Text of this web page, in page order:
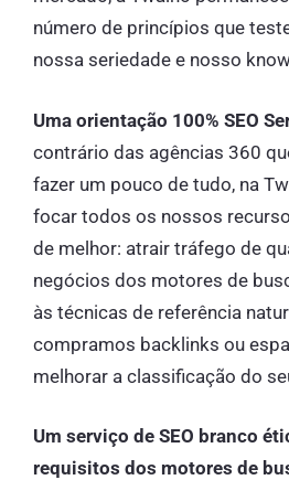
número de princípios que
nossa seriedade e nosso
Uma orientação 100% SEO
contrário das agências 360
fazer um pouco de tudo, na
focar todos os nossos
de melhor: atrair tráfego de
negócios dos motores de
às técnicas de referência
compramos backlinks ou
melhorar a classificação do
Um serviço de SEO branco
requisitos dos motores de